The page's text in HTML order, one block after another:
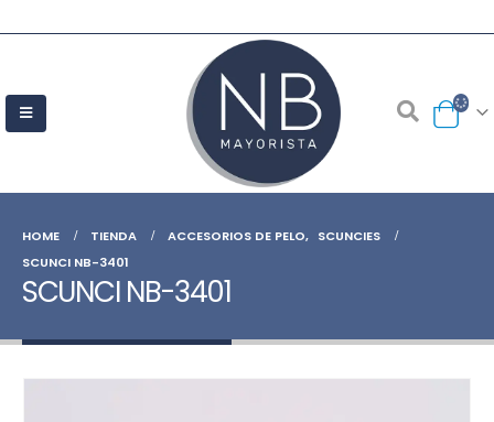
HOME TIENDA ACCESORIOS DE PELO, SCUNCIES
SCUNCI NB-3401
SCUNCI NB-3401